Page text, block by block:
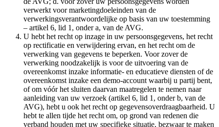
verwerkt voor marketingdoeleinden van de
verwerkingsverantwoordelijke op basis van uw toestemming
– artikel 6, lid 1, onder a, van de AVG.
U hebt het recht op inzage in uw persoonsgegevens, het recht
op rectificatie en verwijdering ervan, en het recht om de
verwerking van gegevens te beperken. Voor zover de
verwerking noodzakelijk is voor de uitvoering van de
overeenkomst inzake informatie- en educatieve diensten of de
overeenkomst inzake een demo-account waarbij u partij bent,
of om vóór het sluiten daarvan maatregelen te nemen naar
aanleiding van uw verzoek (artikel 6, lid 1, onder b, van de
AVG), hebt u ook het recht op gegevensoverdraagbaarheid. U
hebt te allen tijde het recht om, op grond van redenen die
verband houden met uw specifieke situatie, bezwaar te maken